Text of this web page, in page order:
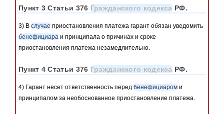
Пункт 3 Статьи 376 Гражданского кодекса РФ.
3) В случае приостановления платежа гарант обязан уведомить
бенефициара и принципала о причинах и сроке
приостановления платежа незамедлительно.
Пункт 4 Статьи 376 Гражданского кодексаРФ.
4) Гарант несет ответственность перед бенефициаром и
принципалом за необоснованное приостановление платежа.